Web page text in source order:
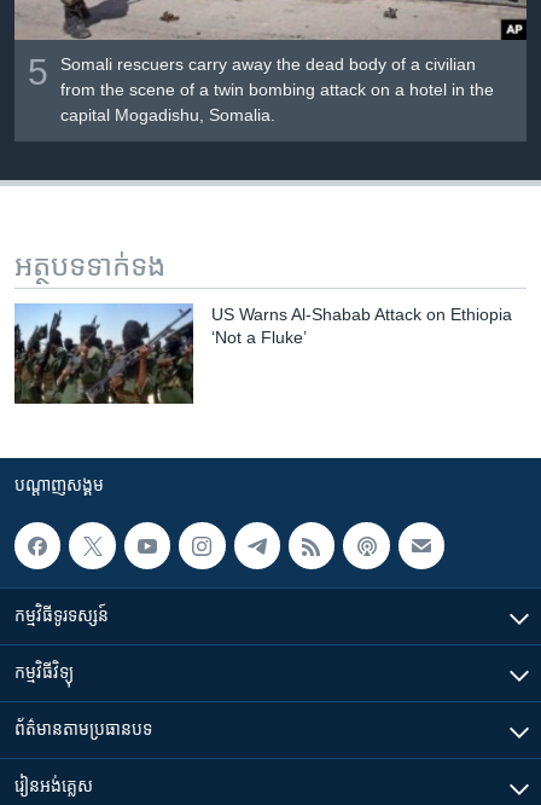
5
Somali rescuers carry away the dead body of a civilian
from the scene of a twin bombing attack on a hotel in the
capital Mogadishu, Somalia.
អត្ថបទ​ទាក់ទង
US Warns Al-Shabab Attack on Ethiopia
‘Not a Fluke’
បណ្តាញ​សង្គម
កម្មវិធី​ទូរទស្សន៍
កម្មវិធី​វិទ្យុ
ព័ត៌មាន​តាមប្រធានបទ​
រៀន​​អង់គ្លេស